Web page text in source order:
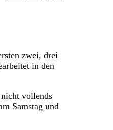
zwei, drei
in den
vollends
Samstag und